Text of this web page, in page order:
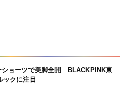
ショーツで美脚全開 BLACKPINK東
ックに注目